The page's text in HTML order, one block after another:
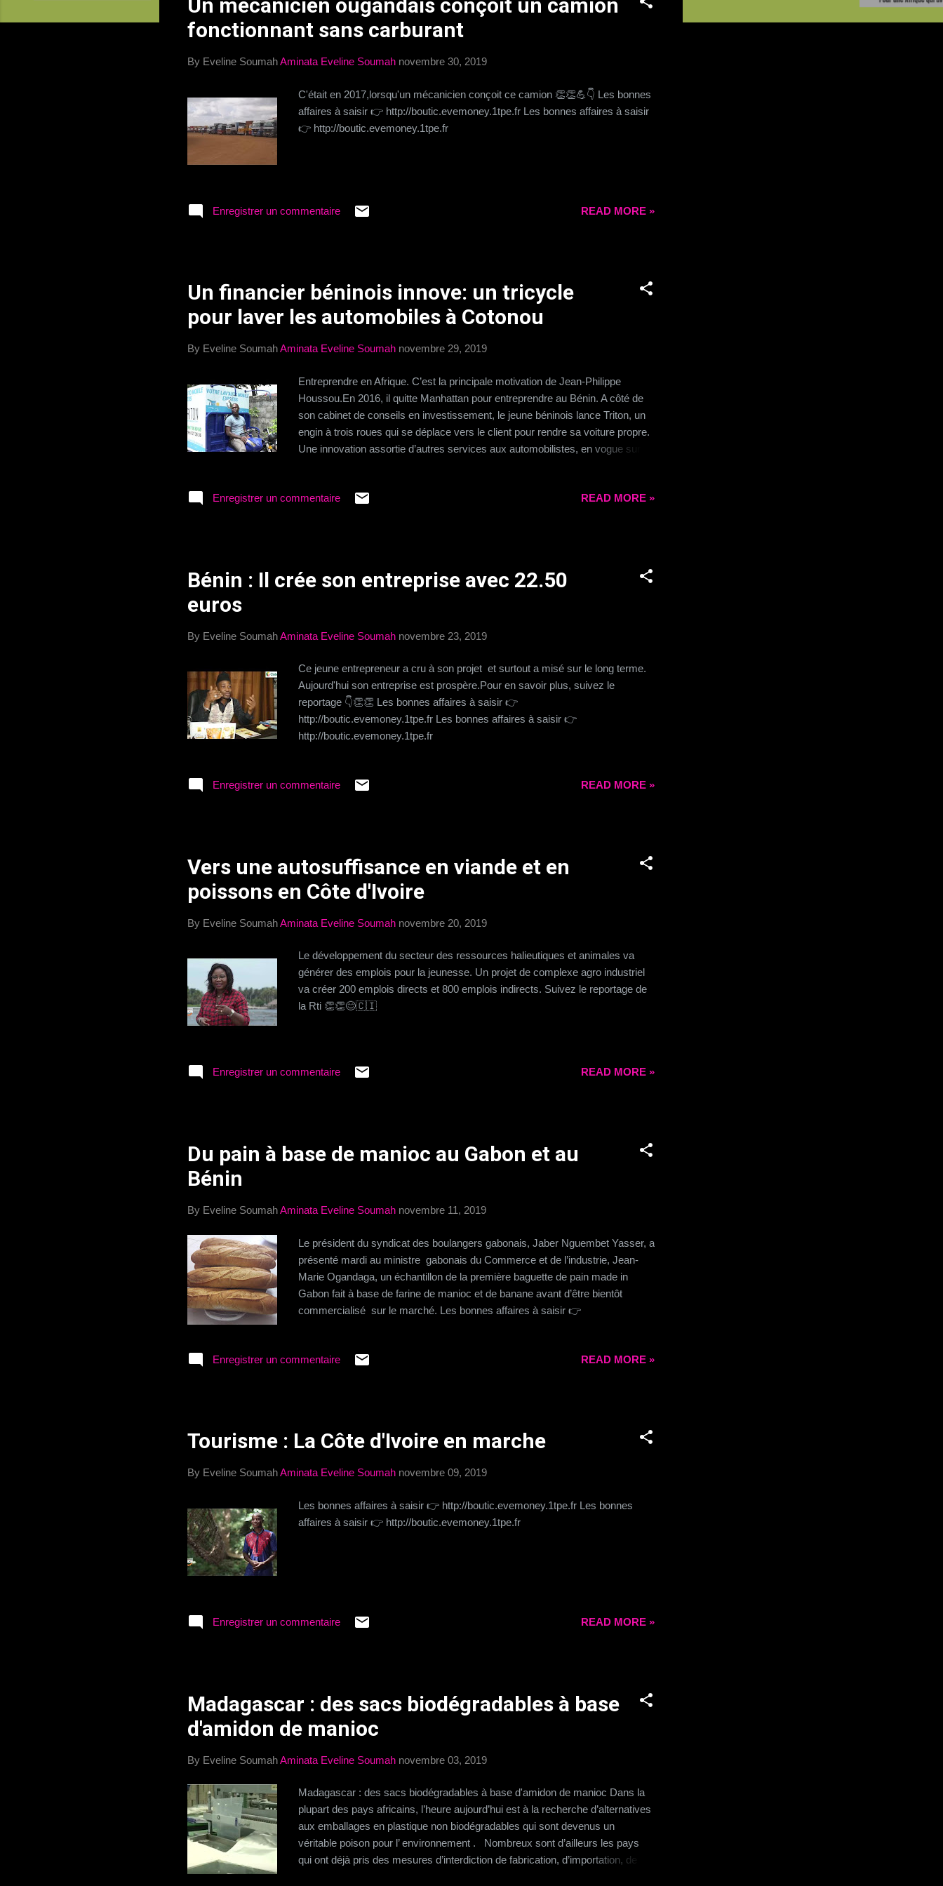
Un mécanicien ougandais conçoit un camion
fonctionnant sans carburant
By Eveline SoumahAminata Eveline Soumah novembre 30, 2019
C'était en 2017,lorsqu'un mécanicien conçoit ce camion 👏👏💪👇 Les bonnes
affaires à saisir 👉 http://boutic.evemoney.1tpe.fr Les bonnes affaires à saisir
👉 http://boutic.evemoney.1tpe.fr
Enregistrer un commentaire READ MORE »
Un financier béninois innove: un tricycle
pour laver les automobiles à Cotonou
By Eveline SoumahAminata Eveline Soumah novembre 29, 2019
Entreprendre en Afrique. C’est la principale motivation de Jean-Philippe
Houssou.En 2016, il quitte Manhattan pour entreprendre au Bénin. A côté de
son cabinet de conseils en investissement, le jeune béninois lance Triton, un
engin à trois roues qui se déplace vers le client pour rendre sa voiture propre.
Une innovation assortie d’autres services aux automobilistes, en vogue sur le
http://boutic.evemoney.1tpe.fr Les bonnes affaires à saisir 👉
Enregistrer un commentaire READ MORE »
Bénin : Il crée son entreprise avec 22.50
euros
By Eveline SoumahAminata Eveline Soumah novembre 23, 2019
Ce jeune entrepreneur a cru à son projet et surtout a misé sur le long terme.
Aujourd'hui son entreprise est prospère.Pour en savoir plus, suivez le
reportage 👇👏👏 Les bonnes affaires à saisir 👉
http://boutic.evemoney.1tpe.fr Les bonnes affaires à saisir 👉
http://boutic.evemoney.1tpe.fr
Enregistrer un commentaire READ MORE »
Vers une autosuffisance en viande et en
poissons en Côte d'Ivoire
By Eveline SoumahAminata Eveline Soumah novembre 20, 2019
Le développement du secteur des ressources halieutiques et animales va
générer des emplois pour la jeunesse. Un projet de complexe agro industriel
va créer 200 emplois directs et 800 emplois indirects. Suivez le reportage de
la Rti 👏👏😊🇨🇮
Enregistrer un commentaire READ MORE »
Du pain à base de manioc au Gabon et au
Bénin
By Eveline SoumahAminata Eveline Soumah novembre 11, 2019
Le président du syndicat des boulangers gabonais, Jaber Nguembet Yasser, a
présenté mardi au ministre gabonais du Commerce et de l’industrie, Jean-
Marie Ogandaga, un échantillon de la première baguette de pain made in
Gabon fait à base de farine de manioc et de banane avant d’être bientôt
commercialisé sur le marché. Les bonnes affaires à saisir 👉
Le Gabon est arrivé au stade ou on peut produire nos farines et ses propres
plantain. Suite del'article 👉 Gabonactu Les bonnes affaires à saisi...
Enregistrer un commentaire READ MORE »
Tourisme : La Côte d'Ivoire en marche
By Eveline SoumahAminata Eveline Soumah novembre 09, 2019
Les bonnes affaires à saisir 👉 http://boutic.evemoney.1tpe.fr Les bonnes
affaires à saisir 👉 http://boutic.evemoney.1tpe.fr
Enregistrer un commentaire READ MORE »
Madagascar : des sacs biodégradables à base
d'amidon de manioc
By Eveline SoumahAminata Eveline Soumah novembre 03, 2019
Madagascar : des sacs biodégradables à base d'amidon de manioc Dans la
plupart des pays africains, l’heure aujourd’hui est à la recherche d’alternatives
aux emballages en plastique non biodégradables qui sont devenus un
véritable poison pour l’ environnement . Nombreux sont d’ailleurs les pays
qui ont déjà pris des mesures d’interdiction de fabrication, d’importation, de